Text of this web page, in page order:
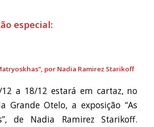
especial:
por Nadia Ramirez Starikoff
12 a 18/12 estará em cartaz, no
Grande Otelo, a exposição “As
de Nadia Ramirez Starikoff.